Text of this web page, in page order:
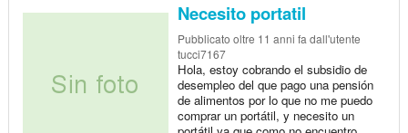
Necesito portatil
Pubblicato oltre 11 anni fa dall'utente
tucci7167
Hola, estoy cobrando el subsidio de
desempleo del que pago una pensión
de alimentos por lo que no me puedo
comprar un portátil, y necesito un